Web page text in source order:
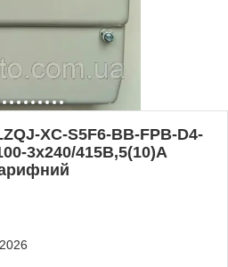
XC-S5F6-ВB-FPB-D4-
3х240/415В,5(10)А